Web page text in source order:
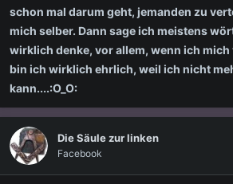
schon mal darum geht, jemanden zu
mich selber. Dann sage ich meistens
wirklich denke, vor allem, wenn ich mich
bin ich wirklich ehrlich, weil ich nicht
kann....:O_O:
Die Säule zur linken
Facebook